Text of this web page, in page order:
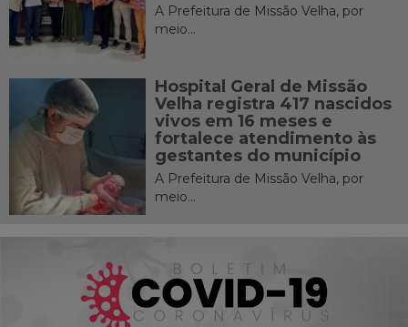
A Prefeitura de Missão Velha, por
meio...
Hospital Geral de Missão
Velha registra 417 nascidos
vivos em 16 meses e
fortalece atendimento às
gestantes do município
A Prefeitura de Missão Velha, por
meio...